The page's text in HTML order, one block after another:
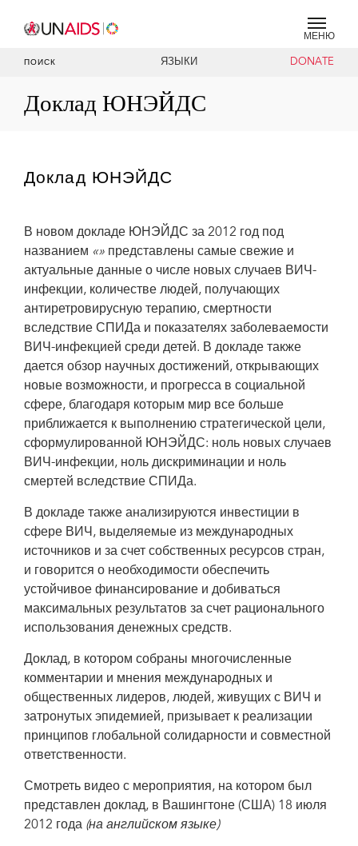
МЕНЮ
ПОИСК ЯЗЫКИ DONATE
Доклад ЮНЭЙДС
Доклад ЮНЭЙДС
В новом докладе ЮНЭЙДС за 2012 год под
названием «» представлены самые свежие и
актуальные данные о числе новых случаев ВИЧ-
инфекции, количестве людей, получающих
антиретровирусную терапию, смертности
вследствие СПИДа и показателях заболеваемости
ВИЧ-инфекцией среди детей. В докладе также
дается обзор научных достижений, открывающих
новые возможности, и прогресса в социальной
сфере, благодаря которым мир все больше
приближается к выполнению стратегической цели,
сформулированной ЮНЭЙДС: ноль новых случаев
ВИЧ-инфекции, ноль дискриминации и ноль
смертей вследствие СПИДа.
В докладе также анализируются инвестиции в
сфере ВИЧ, выделяемые из международных
источников и за счет собственных ресурсов стран,
и говорится о необходимости обеспечить
устойчивое финансирование и добиваться
максимальных результатов за счет рационального
использования денежных средств.
Доклад, в котором собраны многочисленные
комментарии и мнения международных и
общественных лидеров, людей, живущих с ВИЧ и
затронутых эпидемией, призывает к реализации
принципов глобальной солидарности и совместной
ответственности.
Смотреть видео с мероприятия, на котором был
представлен доклад, в Вашингтоне (США) 18 июля
2012 года (на английском языке)